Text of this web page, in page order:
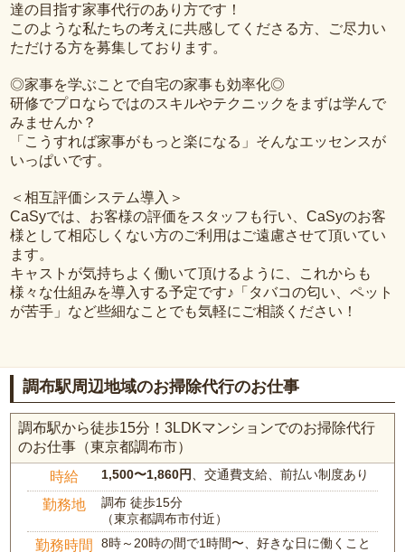
達の目指す家事代行のあり方です！
このような私たちの考えに共感してくださる方、ご尽力い
ただける方を募集しております。
◎家事を学ぶことで自宅の家事も効率化◎
研修でプロならではのスキルやテクニックをまずは学んで
みませんか？
「こうすれば家事がもっと楽になる」そんなエッセンスが
いっぱいです。
＜相互評価システム導入＞
CaSyでは、お客様の評価をスタッフも行い、CaSyのお客
様として相応しくない方のご利用はご遠慮させて頂いてい
ます。
キャストが気持ちよく働いて頂けるように、これからも
様々な仕組みを導入する予定です♪「タバコの匂い、ペット
が苦手」など些細なことでも気軽にご相談ください！
調布駅周辺地域のお掃除代行のお仕事
調布駅から徒歩15分！3LDKマンションでのお掃除代行
のお仕事（東京都調布市）
時給 1,500〜1,860円、交通費支給、前払い制度あり
勤務地
調布 徒歩15分
（東京都調布市付近）
勤務時間 8時～20時の間で1時間〜、好きな日に働くこと